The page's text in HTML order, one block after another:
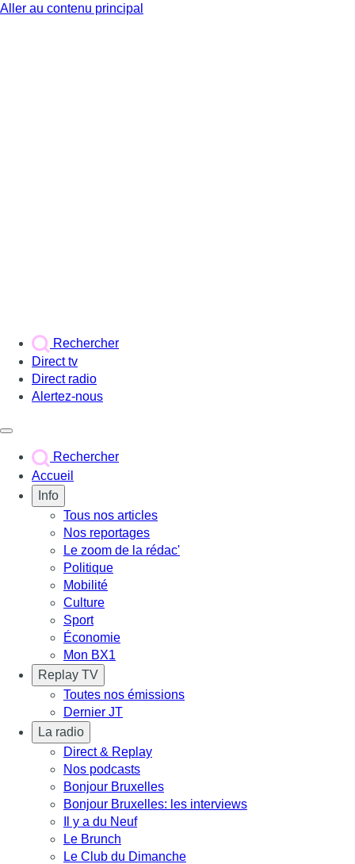
Aller au contenu principal
Rechercher
Direct tv
Direct radio
Alertez-nous
Rechercher
Accueil
Info
Tous nos articles
Nos reportages
Le zoom de la rédac'
Politique
Mobilité
Culture
Sport
Économie
Mon BX1
Replay TV
Toutes nos émissions
Dernier JT
La radio
Direct & Replay
Nos podcasts
Bonjour Bruxelles
Bonjour Bruxelles: les interviews
Il y a du Neuf
Le Brunch
Le Club du Dimanche